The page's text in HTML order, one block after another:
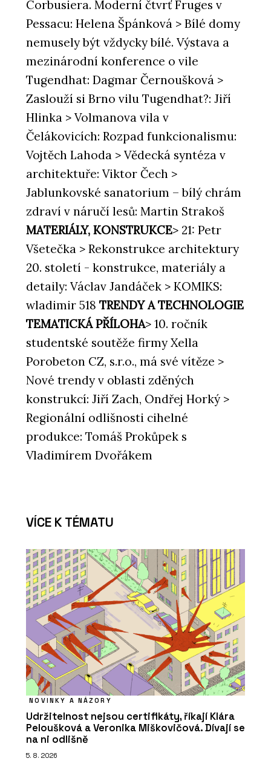
Corbusiera. Moderní čtvrť Fruges v
Pessacu: Helena Špánková > Bílé domy
nemusely být vždycky bílé. Výstava a
mezinárodní konference o vile
Tugendhat: Dagmar Černoušková >
Zaslouží si Brno vilu Tugendhat?: Jiří
Hlinka > Volmanova vila v
Čelákovicích: Rozpad funkcionalismu:
Vojtěch Lahoda > Vědecká syntéza v
architektuře: Viktor Čech >
Jablunkovské sanatorium – bílý chrám
zdraví v náručí lesů: Martin Strakoš
MATERIÁLY, KONSTRUKCE> 21: Petr
Všetečka > Rekonstrukce architektury
20. století - konstrukce, materiály a
detaily: Václav Jandáček > KOMIKS:
wladimir 518 TRENDY A TECHNOLOGIE
TEMATICKÁ PŘÍLOHA> 10. ročník
studentské soutěže firmy Xella
Porobeton CZ, s.r.o., má své vítěze >
Nové trendy v oblasti zděných
konstrukcí: Jiří Zach, Ondřej Horký >
Regionální odlišnosti cihelné
produkce: Tomáš Prokůpek s
Vladimírem Dvořákem
VÍCE K TÉMATU
NOVINKY A NÁZORY
Udržitelnost nejsou certifikáty, říkají Klára
Peloušková a Veronika Miškovičová. Dívají se
na ni odlišně
5. 8. 2026